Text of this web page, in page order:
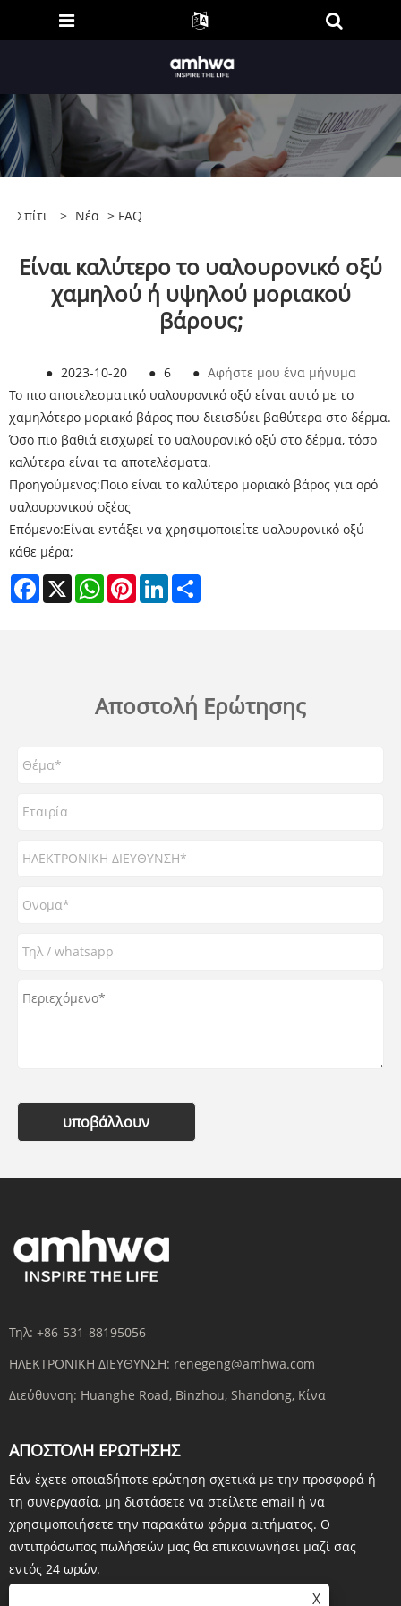
Σπίτι > Νέα > FAQ
Είναι καλύτερο το υαλουρονικό οξύ
χαμηλού ή υψηλού μοριακού
βάρους;
● 2023-10-20 ● 6 ● Αφήστε μου ένα μήνυμα
Το πιο αποτελεσματικό υαλουρονικό οξύ είναι αυτό με το
χαμηλότερο μοριακό βάρος που διεισδύει βαθύτερα στο δέρμα.
Όσο πιο βαθιά εισχωρεί το υαλουρονικό οξύ στο δέρμα, τόσο
καλύτερα είναι τα αποτελέσματα.
Προηγούμενος:Ποιο είναι το καλύτερο μοριακό βάρος για ορό
υαλουρονικού οξέος
Επόμενο:Είναι εντάξει να χρησιμοποιείτε υαλουρονικό οξύ
κάθε μέρα;
Facebook
X WhatsAppPinterestLinkedIn
Αποστολή Ερώτησης
υποβάλλουν
Τηλ: +86-531-88195056
ΗΛΕΚΤΡΟΝΙΚΗ ΔΙΕΥΘΥΝΣΗ: renegeng@amhwa.com
Διεύθυνση: Huanghe Road, Binzhou, Shandong, Κίνα
ΑΠΟΣΤΟΛΉ ΕΡΏΤΗΣΗΣ
Εάν έχετε οποιαδήποτε ερώτηση σχετικά με την προσφορά ή
τη συνεργασία, μη διστάσετε να στείλετε email ή να
χρησιμοποιήσετε την παρακάτω φόρμα αιτήματος. Ο
αντιπρόσωπος πωλήσεών μας θα επικοινωνήσει μαζί σας
εντός 24 ωρών.
X